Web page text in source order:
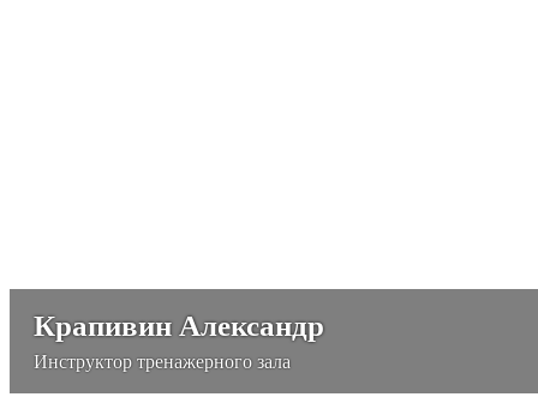
Крапивин Александр
Инструктор тренажерного зала